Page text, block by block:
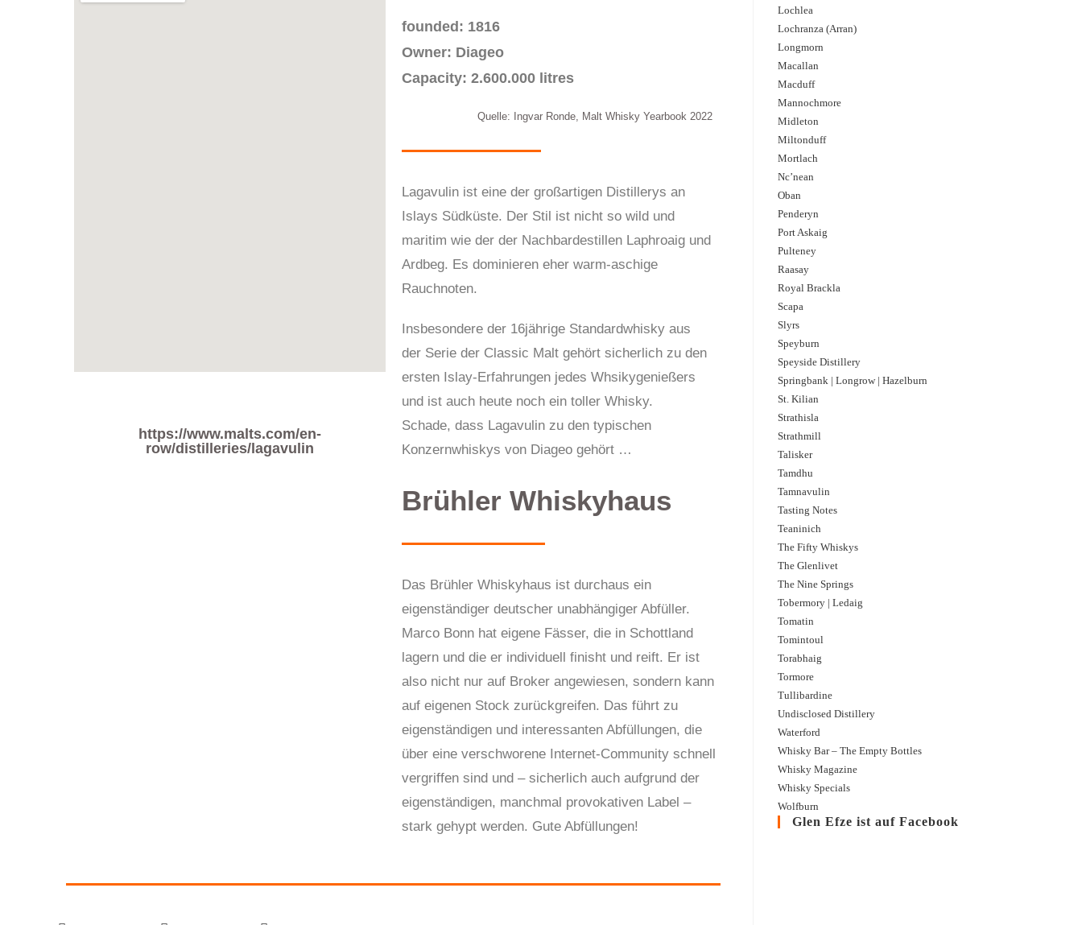
https://www.malts.com/en-
row/distilleries/lagavulin
founded: 1816
Owner: Diageo
Capacity: 2.600.000 litres
Quelle: Ingvar Ronde, Malt Whisky Yearbook 2022
Lagavulin ist eine der großartigen Distillerys an
Islays Südküste. Der Stil ist nicht so wild und
maritim wie der der Nachbardestillen Laphroaig und
Ardbeg. Es dominieren eher warm-aschige
Rauchnoten.
Insbesondere der 16jährige Standardwhisky aus
der Serie der Classic Malt gehört sicherlich zu den
ersten Islay-Erfahrungen jedes Whsikygenießers
und ist auch heute noch ein toller Whisky.
Schade, dass Lagavulin zu den typischen
Konzernwhiskys von Diageo gehört …
Brühler Whiskyhaus
Das Brühler Whiskyhaus ist durchaus ein
eigenständiger deutscher unabhängiger Abfüller.
Marco Bonn hat eigene Fässer, die in Schottland
lagern und die er individuell finisht und reift. Er ist
also nicht nur auf Broker angewiesen, sondern kann
auf eigenen Stock zurückgreifen. Das führt zu
eigenständigen und interessanten Abfüllungen, die
über eine verschworene Internet-Community schnell
vergriffen sind und – sicherlich auch aufgrund der
eigenständigen, manchmal provokativen Label –
stark gehypt werden. Gute Abfüllungen!
Lochlea
Lochranza (Arran)
Longmorn
Macallan
Macduff
Mannochmore
Midleton
Miltonduff
Mortlach
Nc’nean
Oban
Penderyn
Port Askaig
Pulteney
Raasay
Royal Brackla
Scapa
Slyrs
Speyburn
Speyside Distillery
Springbank | Longrow | Hazelburn
St. Kilian
Strathisla
Strathmill
Talisker
Tamdhu
Tamnavulin
Tasting Notes
Teaninich
The Fifty Whiskys
The Glenlivet
The Nine Springs
Tobermory | Ledaig
Tomatin
Tomintoul
Torabhaig
Tormore
Tullibardine
Undisclosed Distillery
Waterford
Whisky Bar – The Empty Bottles
Whisky Magazine
Whisky Specials
Wolfburn
Glen Efze ist auf Facebook